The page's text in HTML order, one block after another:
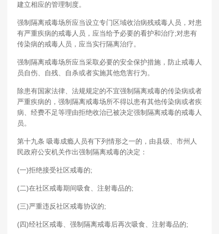
建立相应的管理制度。
强制隔离戒毒场所应当设立专门区域收治病残戒毒人员，对患
有严重疾病的戒毒人员，应当给予必要的看护和治疗;对患有
传染病的戒毒人员，应当实行隔离治疗。
强制隔离戒毒场所应当采取必要的安全保护措施，防止戒毒人
员自伤、自残、自杀或者实施其他危害行为。
除患有国家法律、法规规定的不宜强制隔离戒毒的传染病或者
严重疾病的，强制隔离戒毒场所不得以患有其他传染病或者疾
病、经费不足等理由拒绝收治已被决定强制隔离戒毒的戒毒人
员。
第十九条 吸毒成瘾人员有下列情形之一的，由县级、市州人
民政府公安机关作出强制隔离戒毒的决定：
(一)拒绝接受社区戒毒的;
(二)在社区戒毒期间吸食、注射毒品的;
(三)严重违反社区戒毒协议的;
(四)经社区戒毒、强制隔离戒毒后再次吸食、注射毒品的;